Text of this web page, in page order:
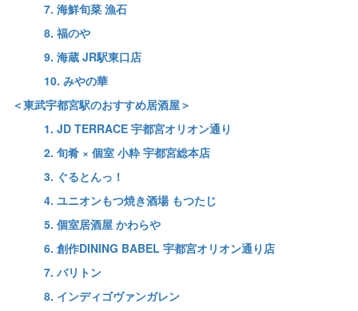
7. 海鮮旬菜 漁石
8. 福のや
9. 海蔵 JR駅東口店
10. みやの華
＜東武宇都宮駅のおすすめ居酒屋＞
1. JD TERRACE 宇都宮オリオン通り
2. 旬肴 × 個室 小粋 宇都宮総本店
3. ぐるとんっ！
4. ユニオンもつ焼き酒場 もつたじ
5. 個室居酒屋 かわらや
6. 創作DINING BABEL 宇都宮オリオン通り店
7. バリトン
8. インディゴヴァンガレン